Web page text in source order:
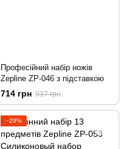
Професійний набір ножів
Zepline ZP-046 з підставкою
714 грн 937 грн
−29%